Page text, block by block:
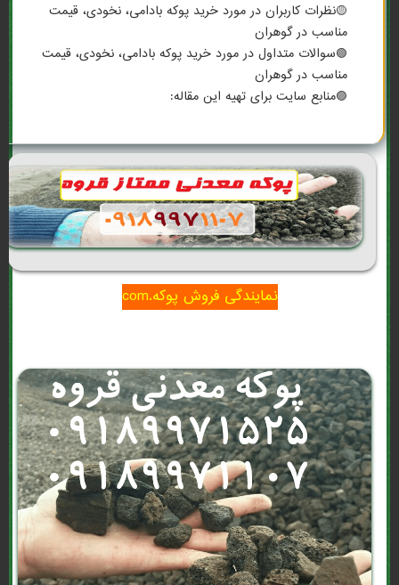
🟡نظرات کاربران در مورد خرید پوکه بادامی، نخودی، قیمت
مناسب در گوهران
🟢سوالات متداول در مورد خرید پوکه بادامی، نخودی، قیمت
مناسب در گوهران
🟣منابع سایت برای تهیه این مقاله:
نمایندگی فروش پوکه.com